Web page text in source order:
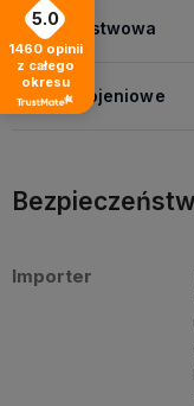
Płyta warstwowa
Pręty zbrojeniowe
Importer
5.0
1460 opinii
z całego
okresu